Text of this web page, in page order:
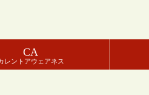
CA
レントアウェアネス